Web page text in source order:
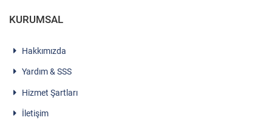
KURUMSAL
Hakkımızda
Yardım & SSS
Hizmet Şartları
İletişim